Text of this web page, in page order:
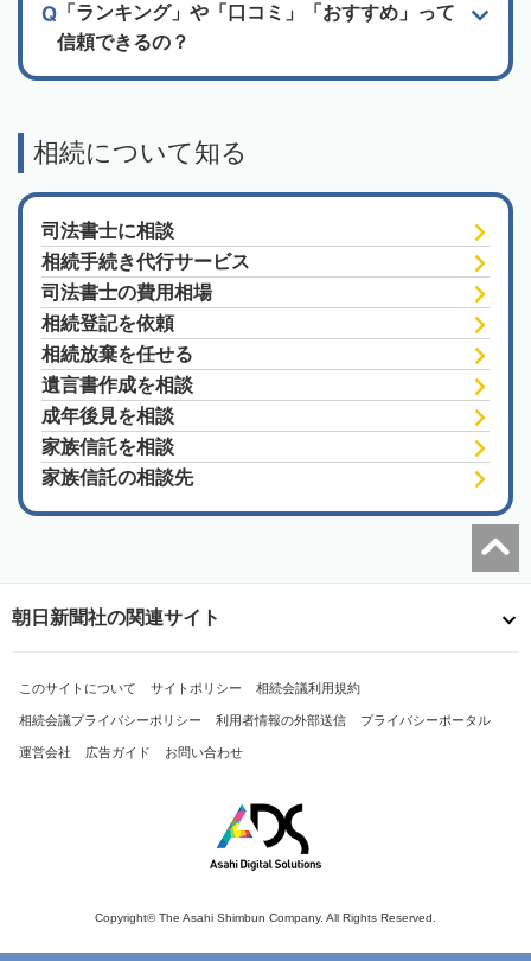
「ランキング」や「口コミ」「おすすめ」って
信頼できるの？
相続について知る
司法書士に相談
相続手続き代行サービス
司法書士の費用相場
相続登記を依頼
相続放棄を任せる
遺言書作成を相談
成年後見を相談
家族信託を相談
家族信託の相談先
朝日新聞社の関連サイト
このサイトについて サイトポリシー 相続会議利用規約
相続会議プライバシーポリシー 利用者情報の外部送信 プライバシーポータル
運営会社 広告ガイド お問い合わせ
Copyright© The Asahi Shimbun Company. All Rights Reserved.